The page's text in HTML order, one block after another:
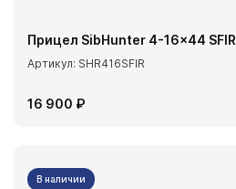
Прицел SibHunter 4-16x44 SFIR
Артикул: SHR416SFIR
16 900 ₽
В наличии